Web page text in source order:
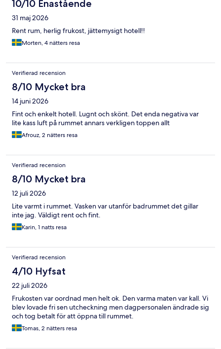
10/10 Enastående
31 maj 2026
Rent rum, herlig frukost, jättemysigt hotell!!
Morten, 4 nätters resa
Verifierad recension
8/10 Mycket bra
14 juni 2026
Fint och enkelt hotell. Lugnt och skönt. Det enda negativa var
lite kass luft på rummet annars verkligen toppen allt
Afrouz, 2 nätters resa
Verifierad recension
8/10 Mycket bra
12 juli 2026
Lite varmt i rummet. Vasken var utanför badrummet det gillar
inte jag. Väldigt rent och fint.
Karin, 1 natts resa
Verifierad recension
4/10 Hyfsat
22 juli 2026
Frukosten var oordnad men helt ok. Den varma maten var kall. Vi
blev lovade fri sen utcheckning men dagpersonalen ändrade sig
och tog betalt för att öppna till rummet.
Tomas, 2 nätters resa